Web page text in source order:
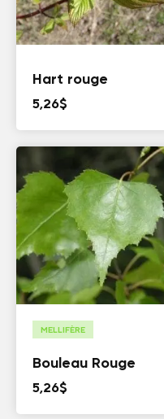
Hart rouge
5,26$
MELLIFÈRE
Bouleau Rouge
5,26$